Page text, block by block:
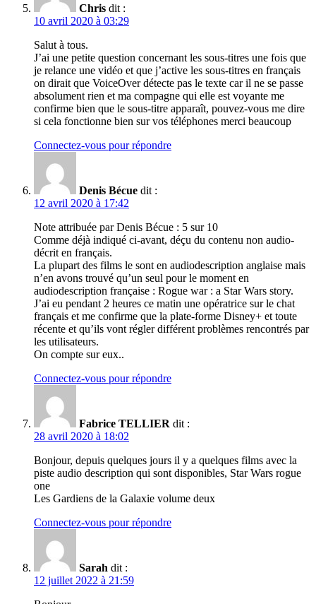
Chris dit :
10 avril 2020 à 03:29
Salut à tous.
J’ai une petite question concernant les sous-titres une fois que
je relance une vidéo et que j’active les sous-titres en français
on dirait que VoiceOver détecte pas le texte car il ne se passe
absolument rien et ma compagne qui elle est voyante me
confirme bien que le sous-titre apparaît, pouvez-vous me dire
si cela fonctionne bien sur vos téléphones merci beaucoup
Connectez-vous pour répondre
Denis Bécue dit :
12 avril 2020 à 17:42
Note attribuée par Denis Bécue : 5 sur 10
Comme déjà indiqué ci-avant, déçu du contenu non audio-
décrit en français.
La plupart des films le sont en audiodescription anglaise mais
n’en avons trouvé qu’un seul pour le moment en
audiodescription française : Rogue war : a Star Wars story.
J’ai eu pendant 2 heures ce matin une opératrice sur le chat
français et me confirme que la plate-forme Disney+ et toute
récente et qu’ils vont régler différent problèmes rencontrés par
les utilisateurs.
On compte sur eux..
Connectez-vous pour répondre
Fabrice TELLIER dit :
28 avril 2020 à 18:02
Bonjour, depuis quelques jours il y a quelques films avec la
piste audio description qui sont disponibles, Star Wars rogue
one
Les Gardiens de la Galaxie volume deux
Connectez-vous pour répondre
Sarah dit :
12 juillet 2022 à 21:59